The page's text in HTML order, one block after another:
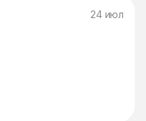
24 июл